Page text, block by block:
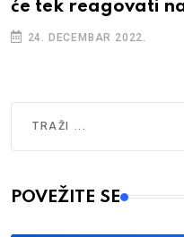
će tek reagovati
24. DECEMBAR 2022.
Type 2 or more
POVEŽITE SE